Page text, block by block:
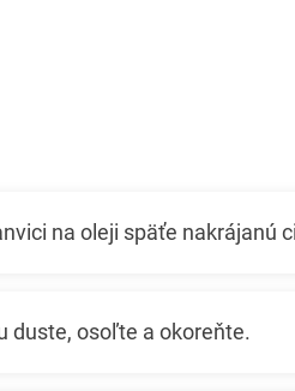
na oleji späťe nakrájanú
duste, osoľte a okoreňte.